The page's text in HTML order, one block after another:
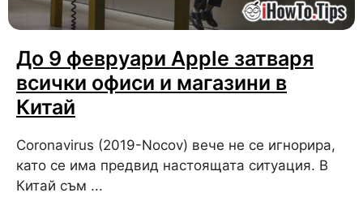
До 9 февруари Apple затваря
всички офиси и магазини в
Китай
Coronavirus (2019-Nocov) вече не се игнорира,
като се има предвид настоящата ситуация. В
Китай съм ...